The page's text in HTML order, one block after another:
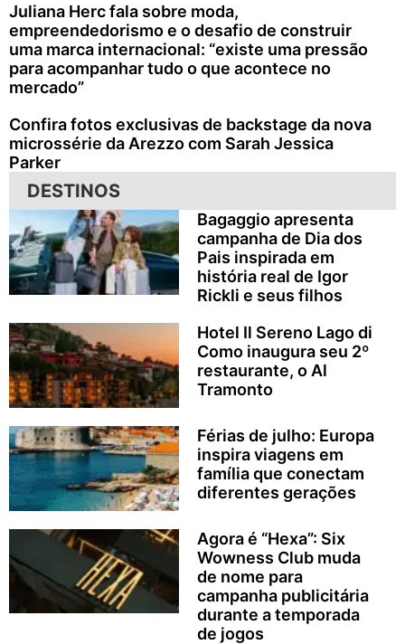
Juliana Herc fala sobre moda,
empreendedorismo e o desafio de construir
uma marca internacional: “existe uma pressão
para acompanhar tudo o que acontece no
mercado”
Confira fotos exclusivas de backstage da nova
microssérie da Arezzo com Sarah Jessica
Parker
DESTINOS
Bagaggio apresenta
campanha de Dia dos
Pais inspirada em
história real de Igor
Rickli e seus filhos
Hotel Il Sereno Lago di
Como inaugura seu 2º
restaurante, o Al
Tramonto
Férias de julho: Europa
inspira viagens em
família que conectam
diferentes gerações
Agora é “Hexa”: Six
Wowness Club muda
de nome para
campanha publicitária
durante a temporada
de jogos